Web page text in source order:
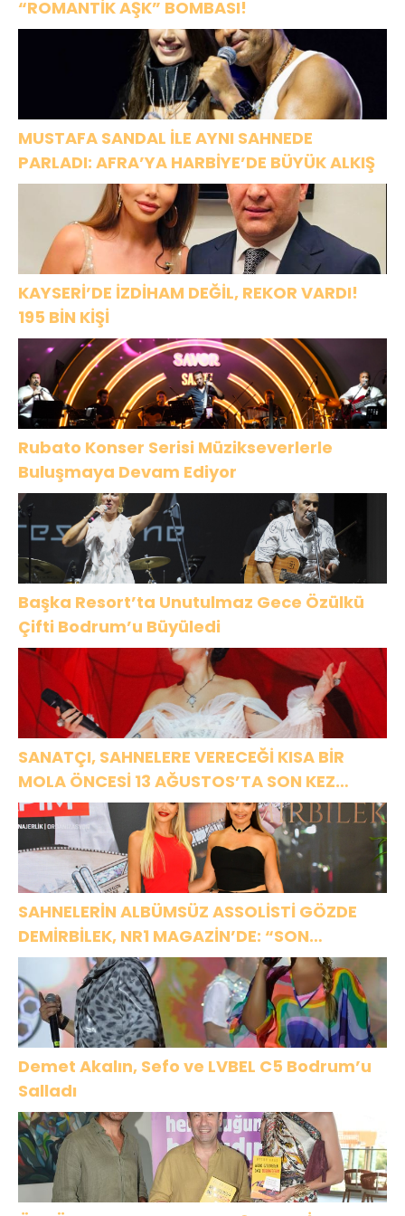
“ROMANTİK AŞK” BOMBASI!
MUSTAFA SANDAL İLE AYNI SAHNEDE
PARLADI: AFRA’YA HARBİYE’DE BÜYÜK ALKIŞ
KAYSERİ’DE İZDİHAM DEĞİL, REKOR VARDI!
195 BİN KİŞİ
Rubato Konser Serisi Müzikseverlerle
Buluşmaya Devam Ediyor
Başka Resort’ta Unutulmaz Gece Özülkü
Çifti Bodrum’u Büyüledi
SANATÇI, SAHNELERE VERECEĞİ KISA BİR
MOLA ÖNCESİ 13 AĞUSTOS’TA SON KEZ
HARBİYE’DE OLACAK!
SAHNELERİN ALBÜMSÜZ ASSOLİSTİ GÖZDE
DEMİRBİLEK, NR1 MAGAZİN’DE: “SON
ASSOLİST OLARAK VAR OLACAĞIM!”
Demet Akalın, Sefo ve LVBEL C5 Bodrum’u
Salladı